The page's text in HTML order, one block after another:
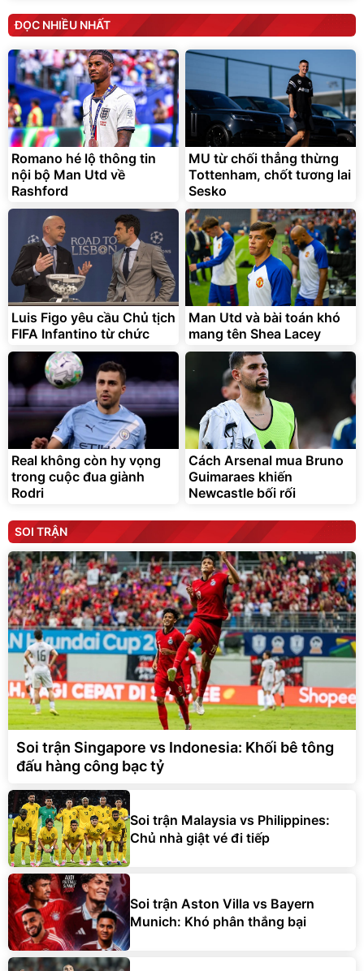
ĐỌC NHIỀU NHẤT
Romano hé lộ thông tin
nội bộ Man Utd về
Rashford
MU từ chối thẳng thừng
Tottenham, chốt tương lai
Sesko
Luis Figo yêu cầu Chủ tịch
FIFA Infantino từ chức
Man Utd và bài toán khó
mang tên Shea Lacey
Real không còn hy vọng
trong cuộc đua giành
Rodri
Cách Arsenal mua Bruno
Guimaraes khiến
Newcastle bối rối
SOI TRẬN
Soi trận Singapore vs Indonesia: Khối bê tông
đấu hàng công bạc tỷ
Soi trận Malaysia vs Philippines:
Chủ nhà giật vé đi tiếp
Soi trận Aston Villa vs Bayern
Munich: Khó phân thắng bại